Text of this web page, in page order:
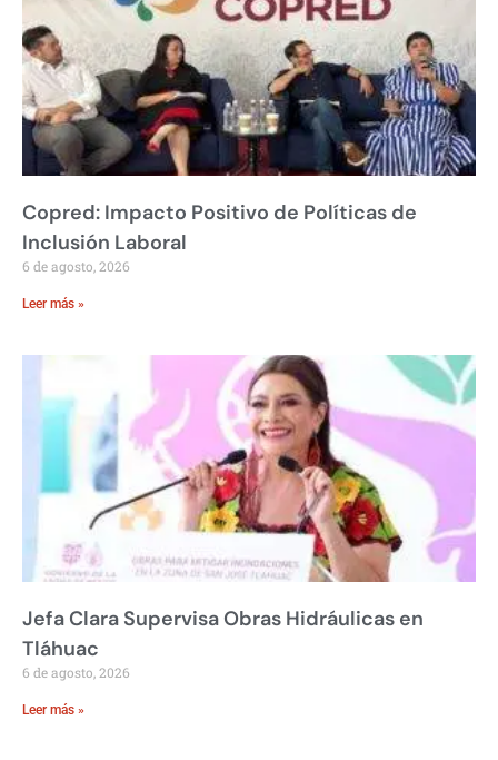
Copred: Impacto Positivo de Políticas de
Inclusión Laboral
6 de agosto, 2026
Leer más »
Jefa Clara Supervisa Obras Hidráulicas en
Tláhuac
6 de agosto, 2026
Leer más »